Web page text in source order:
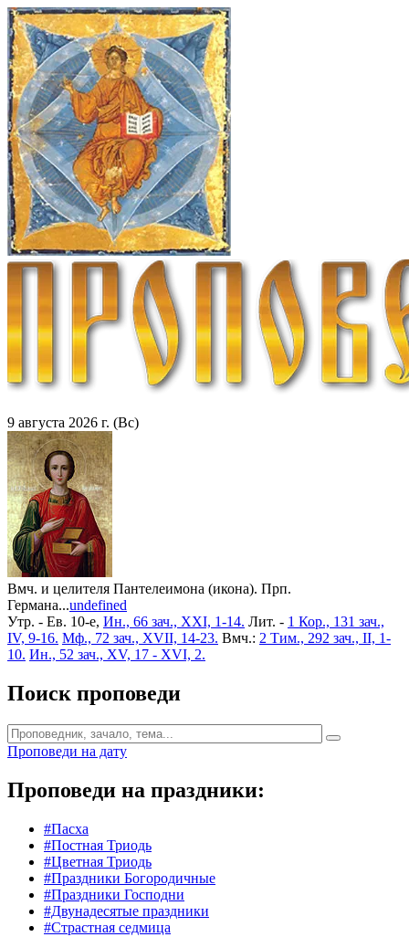
9 августа 2026 г. (Вс)
Вмч. и целителя Пантелеимона (икона). Прп.
Германа...undefined
Утр. - Ев. 10-е, Ин., 66 зач., XXI, 1-14. Лит. - 1 Кор., 131 зач.,
IV, 9-16. Мф., 72 зач., XVII, 14-23. Вмч.: 2 Тим., 292 зач., II, 1-
10. Ин., 52 зач., XV, 17 - XVI, 2.
Поиск проповеди
Проповеди на дату
Проповеди на праздники:
#Пасха
#Постная Триодь
#Цветная Триодь
#Праздники Богородичные
#Праздники Господни
#Двунадесятые праздники
#Страстная седмица